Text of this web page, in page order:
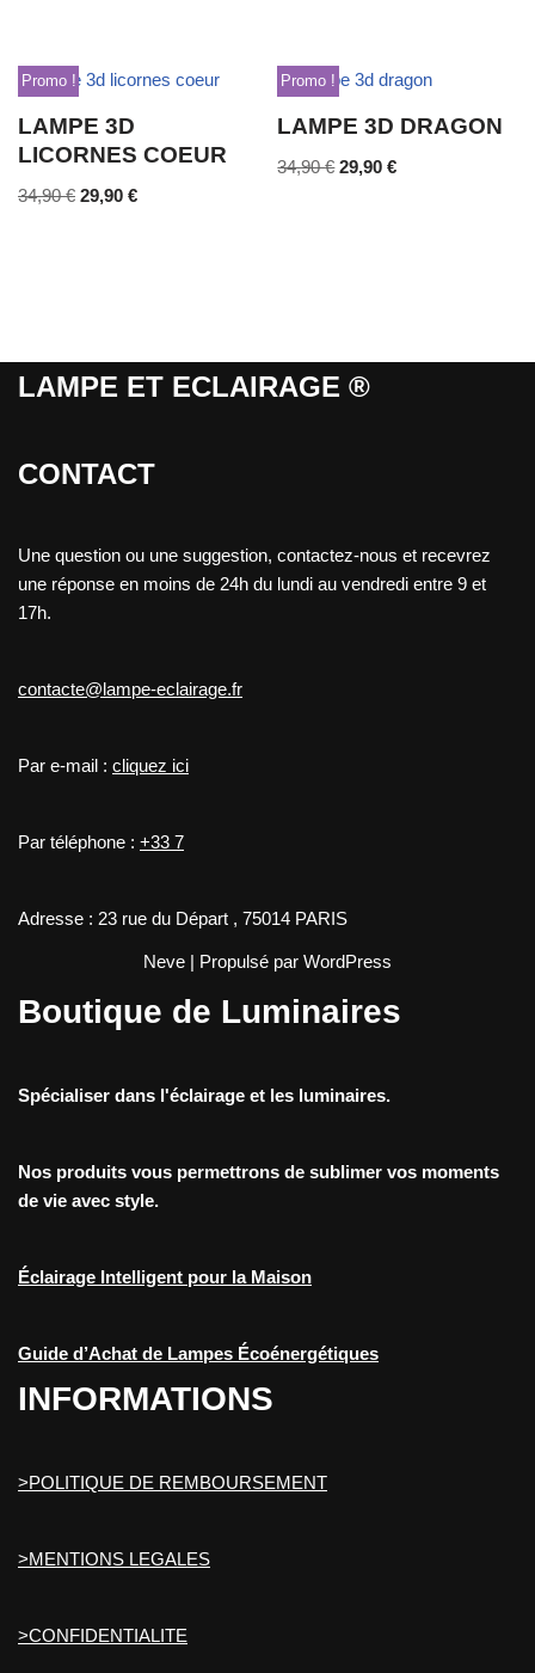
Promo !
LAMPE 3D
LICORNES COEUR
34,90€ 29,90 €
Promo !
LAMPE 3D DRAGON
34,90€ 29,90€
LAMPE ET ECLAIRAGE ®
CONTACT
Une question ou une suggestion, contactez-nous et recevrez
une réponse en moins de 24h du lundi au vendredi entre 9 et
17h.
contacte@lampe-eclairage.fr
Par e-mail : cliquez ici
Par téléphone : +33 7
Adresse : 23 rue du Départ , 75014 PARIS
Neve | Propulsé par WordPress
Boutique de Luminaires
Spécialiser dans l'éclairage et les luminaires.
Nos produits vous permettrons de sublimer vos moments
de vie avec style.
Éclairage Intelligent pour la Maison
Guide d’Achat de Lampes Écoénergétiques
INFORMATIONS
>POLITIQUE DE REMBOURSEMENT
>MENTIONS LEGALES
>CONFIDENTIALITE